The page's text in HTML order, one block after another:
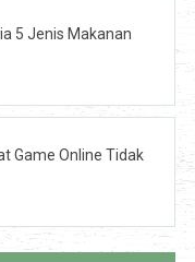
5 Jenis Makanan
Game Online Tidak